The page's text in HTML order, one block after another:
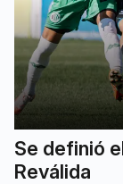
Se definió
Reválida